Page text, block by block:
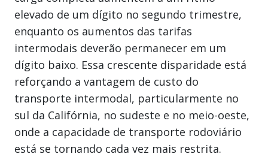
elevado de um dígito no segundo trimestre,
enquanto os aumentos das tarifas
intermodais deverão permanecer em um
dígito baixo. Essa crescente disparidade está
reforçando a vantagem de custo do
transporte intermodal, particularmente no
sul da Califórnia, no sudeste e no meio-oeste,
onde a capacidade de transporte rodoviário
está se tornando cada vez mais restrita.